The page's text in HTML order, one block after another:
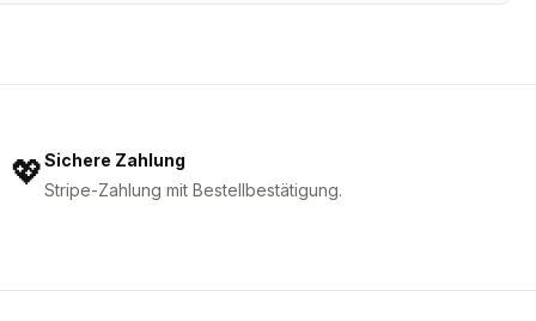
💖Sichere Zahlung
Stripe-Zahlung mit Bestellbestätigung.